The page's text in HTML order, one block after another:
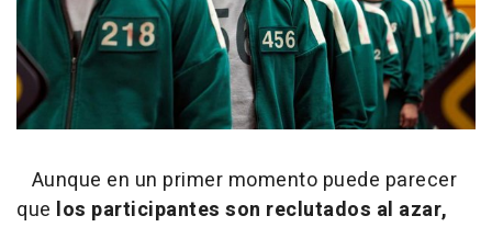
Aunque en un primer momento puede parecer
que los participantes son reclutados al azar,